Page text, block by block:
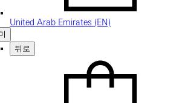
United Arab Emirates (EN)
뒤로